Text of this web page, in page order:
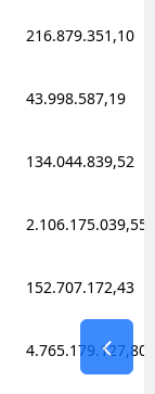
216.879.351,10
43.998.587,19
134.044.839,52
2.106.175.039,55
152.707.172,43
4.765.179.127,80